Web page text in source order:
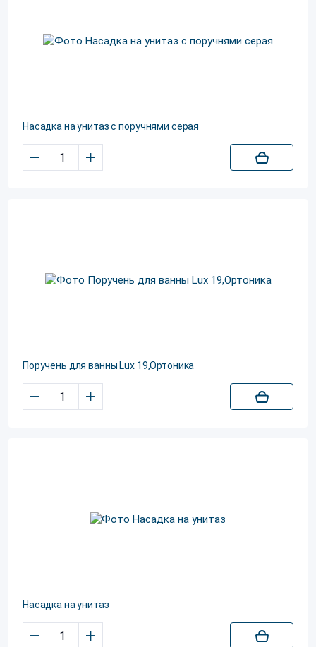
Насадка на унитаз с поручнями серая
– +
Поручень для ванны Lux 19,Ортоника
– +
Насадка на унитаз
– +